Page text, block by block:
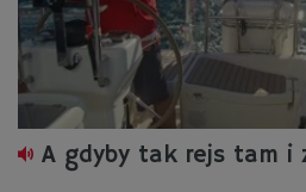
A gdyby tak rejs tam i